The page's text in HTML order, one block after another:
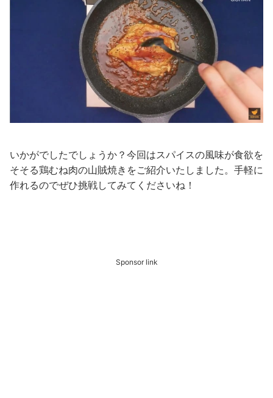
いかがでしたでしょうか？今回はスパイスの風味が食欲を
そそる鶏むね肉の山賊焼きをご紹介いたしました。手軽に
作れるのでぜひ挑戦してみてくださいね！
Sponsor link